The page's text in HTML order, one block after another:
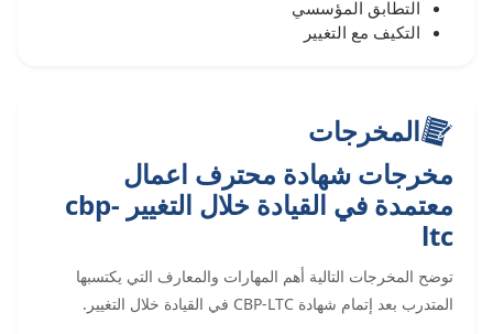
التطابق المؤسسي
التكيف مع التغيير
المخرجات
مخرجات شهادة محترف اعمال
معتمدة في القيادة خلال التغيير cbp-
ltc
توضح المخرجات التالية أهم المهارات والمعارف التي يكتسبها
المتدرب بعد إتمام شهادة CBP-LTC في القيادة خلال التغيير.